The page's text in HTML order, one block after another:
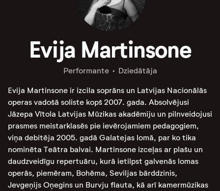
Evija Martinsone
Performante Dziedātāja
Evija Martinsone ir izcila soprāns un Latvijas Nacionālās
operas vadošā soliste kopš 2007. gada. Absolvējusi
Jāzepa Vītola Latvijas Mūzikas akadēmiju un pilnveidojusi
prasmes meistarklasēs pie ievērojamiem pedagogiem,
viņa debitēja 2005. gadā Galatejas lomā, par ko tika
nominēta Teātra balvai. Martinsone izceļas ar plašu un
daudzveidīgu repertuāru, kurā ietilpst galvenās lomas
operās, piemēram, Bohēma, Seviljas bārddzinis,
Jevgeņijs Oņegins un Burvju flauta, kā arī kamermūzikas